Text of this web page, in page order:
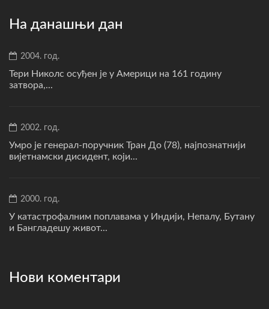
На данашњи дан
2004. год.
Тери Николс осуђен је у Америци на 161 годину
затвора,...
2002. год.
Умро је генерал-поручник Тран До (78), најпознатнији
вијетнамски дисидент, који...
2000. год.
У катастрофалним поплавама у Индији, Непалу, Бутану
и Бангладешу живот...
Нови коментари